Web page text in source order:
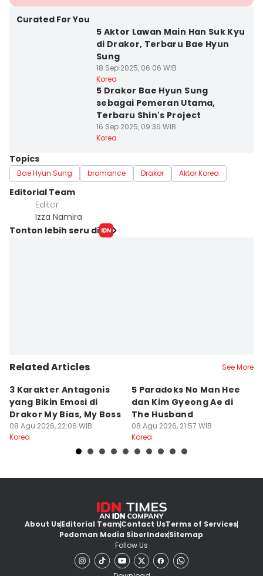
Curated For You
5 Aktor Lawan Main Han Suk Kyu
di Drakor, Terbaru Bae Hyun
Sung
18 Sep 2025, 06:06 WIB
Korea
5 Drakor Bae Hyun Sung
sebagai Pemeran Utama,
Terbaru Shin's Project
16 Sep 2025, 09:36 WIB
Korea
Topics
Bae Hyun Sung bromance Drakor Aktor Korea
Editorial Team
Editor
Izza Namira
Tonton lebih seru di
Related Articles See More
3 Karakter Antagonis
yang Bikin Emosi di
Drakor My Bias, My Boss
08 Agu 2026, 22:06 WIB
Korea
5 Paradoks No Man Hee
dan Kim Gyeong Ae di
The Husband
08 Agu 2026, 21:57 WIB
Korea
About UsEditorial TeamContact UsTerms of Services
Pedoman Media SiberIndexSitemap
Follow Us